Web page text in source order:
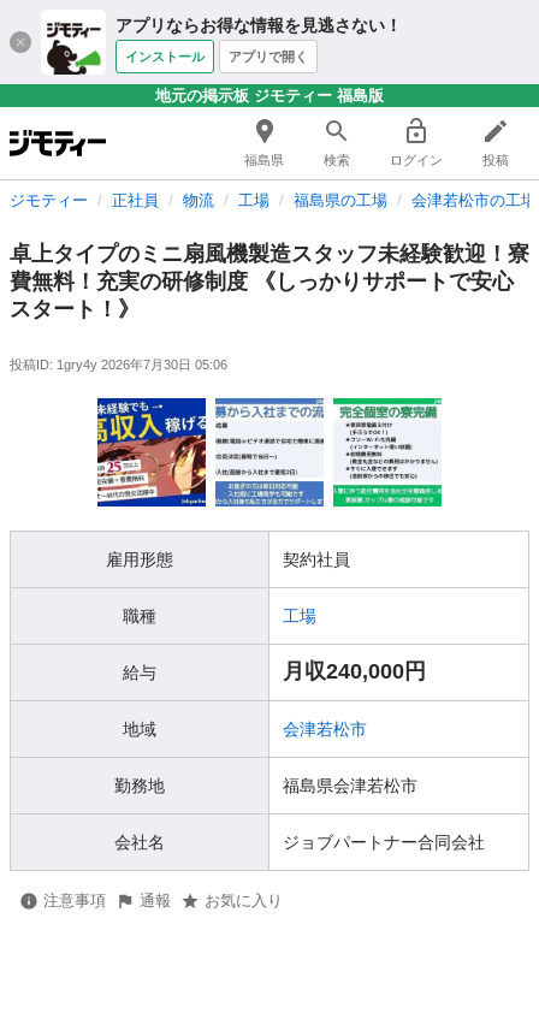
アプリならお得な情報を見逃さない！
インストール アプリで開く
地元の掲示板 ジモティー 福島版
福島県 検索 ログイン 投稿
ジモティー 正社員 物流 工場 福島県の工場 会津若松市の工場
卓上タイプのミニ扇風機製造スタッフ未経験歓迎！寮
費無料！充実の研修制度 《しっかりサポートで安心
スタート！》
投稿ID: 1gry4y 2026年7月30日 05:06
雇用形態 契約社員
職種 工場
給与 月収240,000円
地域 会津若松市
勤務地 福島県会津若松市
会社名 ジョブパートナー合同会社
注意事項 通報 お気に入り